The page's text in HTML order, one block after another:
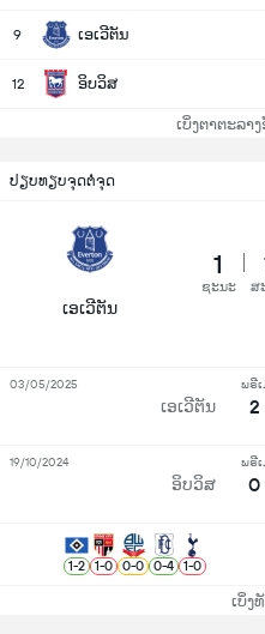
9 ເອເວີຕັນ
12 ອິບວິສ
ເບິ່ງຕາຕະລາ
ປຽບທຽບຈຸດຕໍ່ຈຸດ
ເອເວີຕັນ
1
ຊະນະ ສ
ເອເວີຕັນ
ພຣີ
2
03/05/2025
ອິບວິສ
ພຣີ
0
19/10/2024
1-2 1-0 0-0 0-4 1-0
ເບິ່ງ